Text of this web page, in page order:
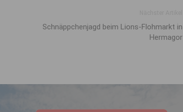
Schnäppchenjagd beim Lions-Flohmarkt in
Hermagor